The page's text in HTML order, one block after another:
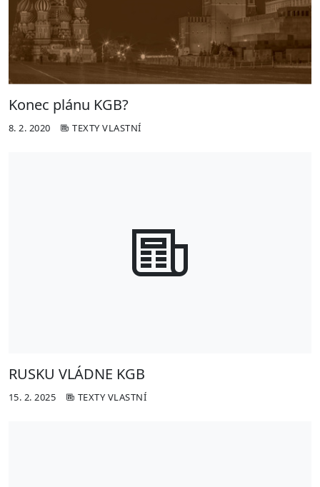
Konec plánu KGB?
8. 2. 2020 TEXTY VLASTNÍ
RUSKU VLÁDNE KGB
15. 2. 2025 TEXTY VLASTNÍ